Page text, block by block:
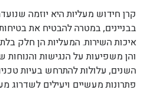
קרן חידוש מעליות היא יוזמה
בבניינים, במטרה להבטיח את
איכות השירות. המעליות הן חלק
והן משפיעות על הנגישות והנוחות
השנים, עלולות להתרחש בעיות
פתרונות מעשיים ויעילים לשדרוג